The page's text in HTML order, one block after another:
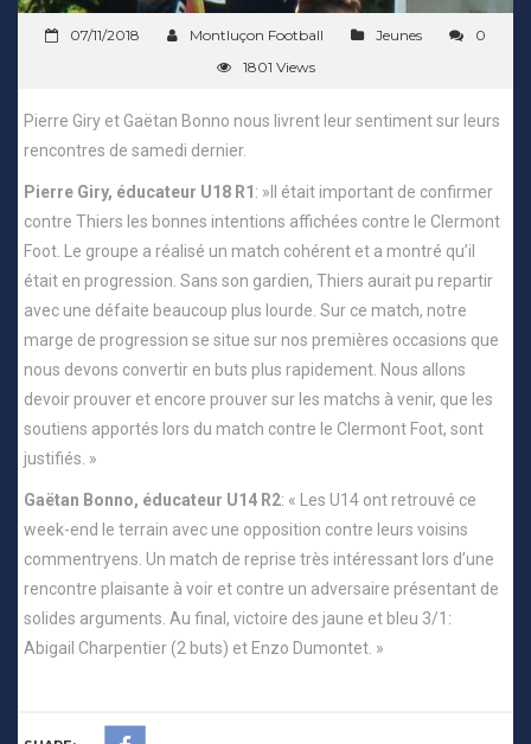
07/11/2018 Montluçon Football Jeunes
0
1801 Views
Pierre Giry et Gaëtan Bonno nous livrent leur sentiment sur leurs
rencontres de samedi dernier.
Pierre Giry, éducateur U18 R1 : »Il était important de confirmer
contre Thiers les bonnes intentions affichées contre le Clermont
Foot. Le groupe a réalisé un match cohérent et a montré qu’il
était en progression. Sans son gardien, Thiers aurait pu repartir
avec une défaite beaucoup plus lourde. Sur ce match, notre
marge de progression se situe sur nos premières occasions que
nous devons convertir en buts plus rapidement. Nous allons
devoir prouver et encore prouver sur les matchs à venir, que les
soutiens apportés lors du match contre le Clermont Foot, sont
justifiés. »
Gaëtan Bonno, éducateur U14 R2: « Les U14 ont retrouvé ce
week-end le terrain avec une opposition contre leurs voisins
commentryens. Un match de reprise très intéressant lors d’une
rencontre plaisante à voir et contre un adversaire présentant de
solides arguments. Au final, victoire des jaune et bleu 3/1:
Abigail Charpentier (2 buts) et Enzo Dumontet. »